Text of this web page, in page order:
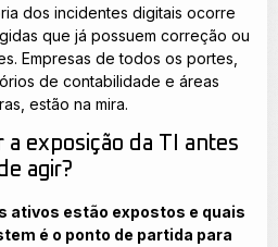
dos incidentes digitais ocorre
que já possuem correção ou
Empresas de todos os portes,
de contabilidade e áreas
estão na mira.
a exposição da TI antes
agir?
ativos estão expostos e quais
é o ponto de partida para